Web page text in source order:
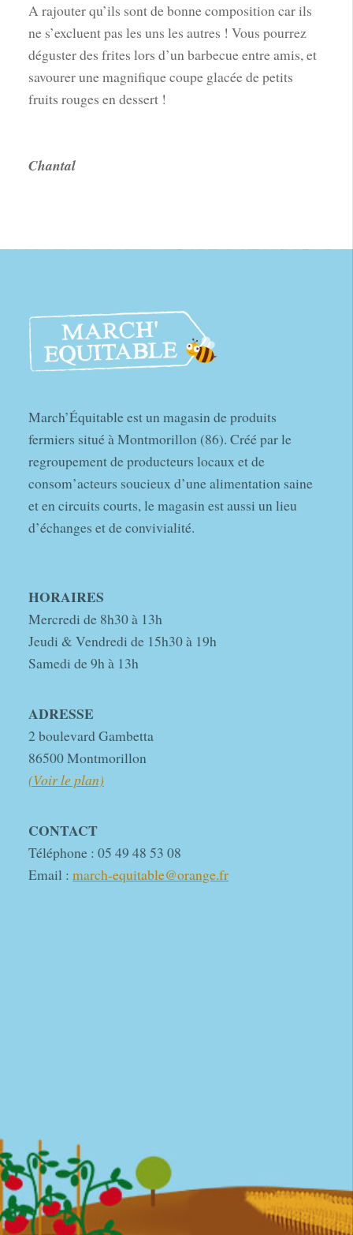
A rajouter qu’ils sont de bonne composition car ils
ne s’excluent pas les uns les autres ! Vous pourrez
déguster des frites lors d’un barbecue entre amis, et
savourer une magnifique coupe glacée de petits
fruits rouges en dessert !
Chantal
March’Équitable est un magasin de produits
fermiers situé à Montmorillon (86). Créé par le
regroupement de producteurs locaux et de
consom’acteurs soucieux d’une alimentation saine
et en circuits courts, le magasin est aussi un lieu
d’échanges et de convivialité.
HORAIRES
Mercredi de 8h30 à 13h
Jeudi & Vendredi de 15h30 à 19h
Samedi de 9h à 13h
ADRESSE
2 boulevard Gambetta
86500 Montmorillon
(Voir le plan)
CONTACT
Téléphone : 05 49 48 53 08
Email : march-equitable@orange.fr